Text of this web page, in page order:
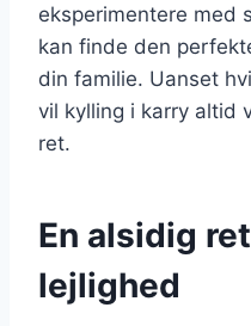
eksperimentere med
kan finde den
din familie. Uanset
vil kylling i karry altid
ret.
En alsidig
lejlighed